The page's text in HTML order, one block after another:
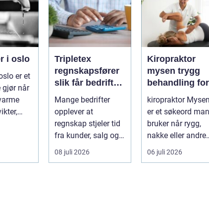
i oslo
er et
gjør når
Tripletex
regnskapsfører
slik får bedriften
mer ut av
regnskapet
Mange bedrifter
opplever at
regnskap stjeler tid
fra kunder, salg og
utvikling av
virksomheten.
08 juli 2026
Kiropraktor
mysen trygg
behandling for
rygg, nakke og
ledd
kiropraktor Mysen
er et søkeord
bruker når rygg,
nakke eller andre
muskel og
leddplager
06 juli 2026